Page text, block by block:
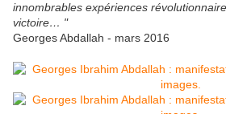
innombrables expériences
victoire… "
Georges Abdallah - mars 2016